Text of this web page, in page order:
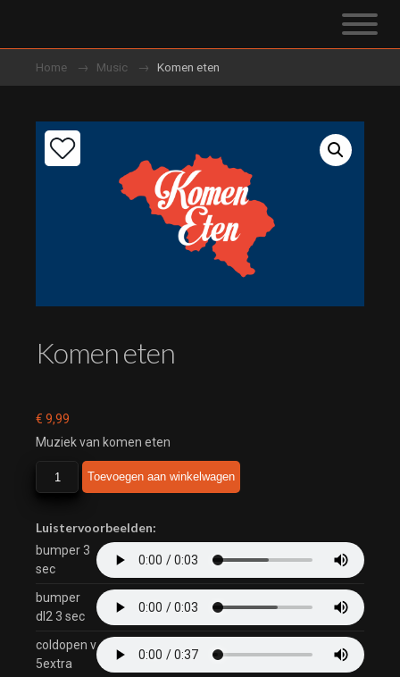
Home Music Komen eten
Komen eten
€ 9,99
Muziek van komen eten
eten
Toevoegen aan winkelwagen
Luistervoorbeelden:
bumper 3
sec
bumper
dl2 3 sec
coldopen v
5extra